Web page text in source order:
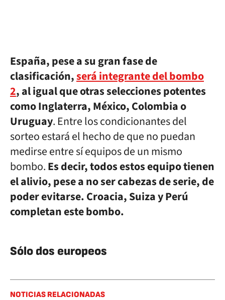
España, pese a su gran fase de
clasificación,será integrante del bombo
2, al igual que otras selecciones potentes
como Inglaterra, México, Colombia o
Uruguay. Entre los condicionantes del
sorteo estará el hecho de que no puedan
medirse entre sí equipos de un mismo
bombo.Es decir, todos estos equipo tienen
el alivio, pese a no ser cabezas de serie, de
poder evitarse. Croacia, Suiza y Perú
completan este bombo.
Sólo dos europeos
NOTICIAS RELACIONADAS